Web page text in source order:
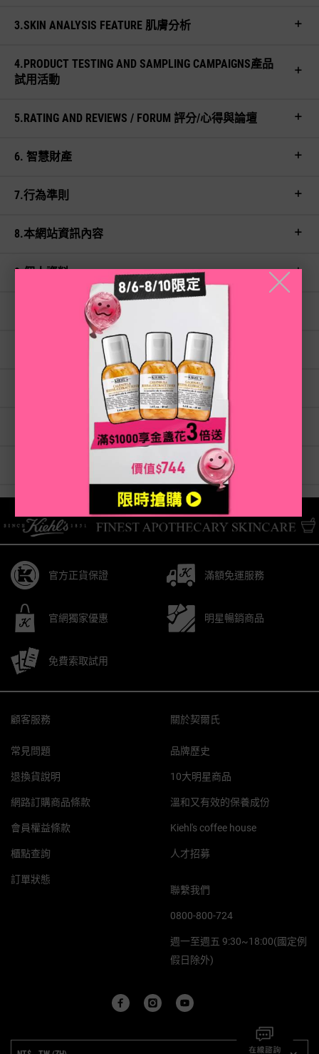
3.SKIN ANALYSIS FEATURE 肌膚分析
4.PRODUCT TESTING AND SAMPLING CAMPAIGNS產品
試用活動
5.RATING AND REVIEWS / FORUM 評分/心得與論壇
6. 智慧財產
7.行為準則
8.本網站資訊內容
9.個人資料
11.本網站及本條款修改
官方正貨保證 滿額免運服務
官網獨家優惠 明星暢銷商品
免費索取試用
顧客服務
常見問題
退換貨說明
網路訂購商品條款
會員權益條款
櫃點查詢
訂單狀態
關於契爾氏
品牌歷史
10大明星商品
溫和又有效的保養成份
Kiehl's coffee house
人才招募
聯繫我們
0800-800-724
週一至週五 9:30~18:00(國定例
假日除外)
╳